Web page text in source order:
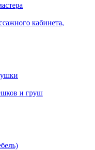
кабинета,
и груш